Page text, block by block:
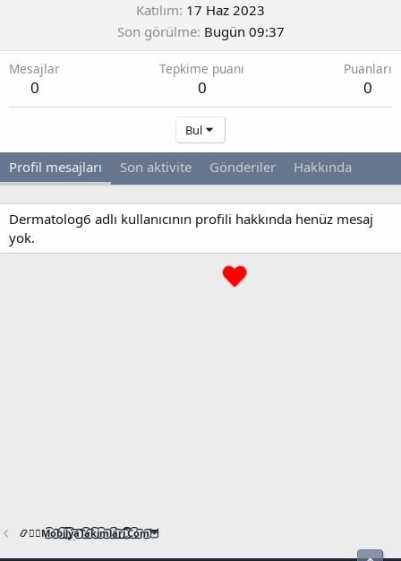
Katılım 17 Haz 2023
Son görülme Bugün 09:37
Mesajlar
0
Tepkime puanı
0
Puanları
0
Bul
Profil mesajları Son aktivite Gönderiler Hakkında
Dermatolog6 adlı kullanıcının profili hakkında henüz mesaj
yok.
📿🧙‍♂️M͜͡o͜͡b͜͡i͜͡l͜͡y͜͡a͜͡T͜͡a͜͡k͜͡i͜͡m͜͡l͜͡a͜͡r͜͡i͜͡.͜͡C͜͡o͜͡m͜͡🦉